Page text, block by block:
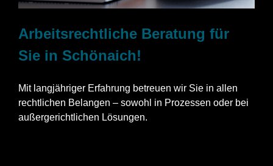
Arbeitsrechtliche Beratung für
Sie in Schönaich!
Mit langjähriger Erfahrung betreuen wir Sie in allen
rechtlichen Belangen – sowohl in Prozessen oder bei
außergerichtlichen Lösungen.